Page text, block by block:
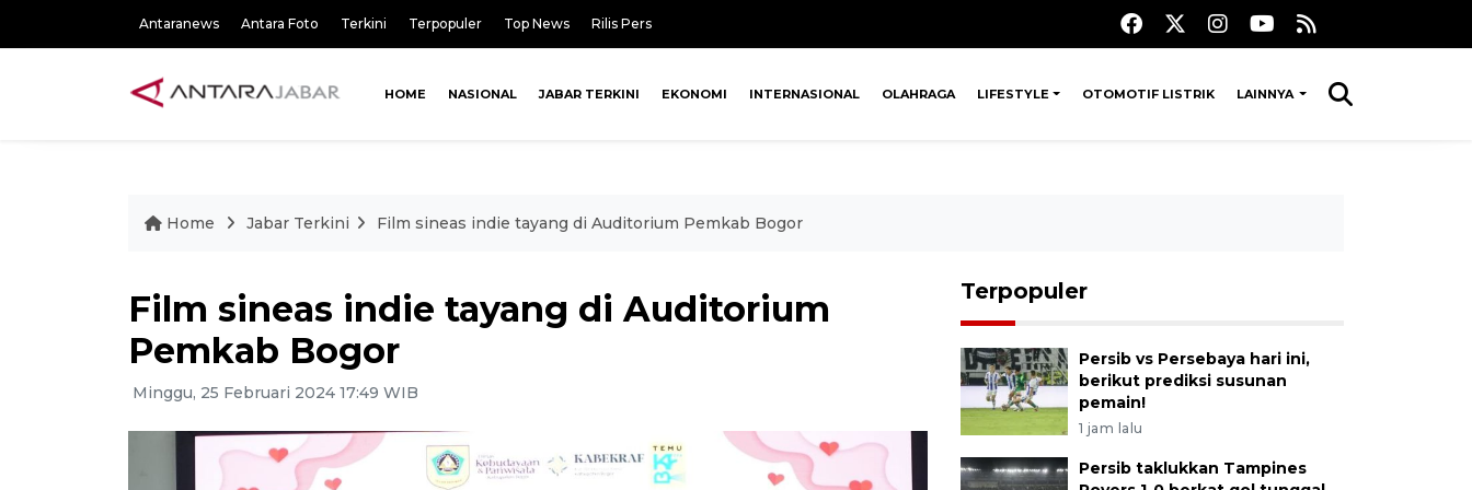
Antaranews Antara Foto Terkini Terpopuler Top News Rilis Pers
HOME NASIONAL JABAR TERKINI EKONOMI INTERNASIONAL OLAHRAGA LIFESTYLE OTOMOTIF LISTRIK LAINNYA
Home Jabar Terkini Film sineas indie tayang di Auditorium Pemkab Bogor
Film sineas indie tayang di Auditorium
Pemkab Bogor
Minggu, 25 Februari 2024 17:49 WIB
Terpopuler
Persib vs Persebaya hari ini,
berikut prediksi susunan
pemain!
1 jam lalu
Persib taklukkan Tampines